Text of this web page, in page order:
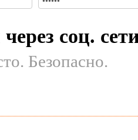
соц.
Безопасно.